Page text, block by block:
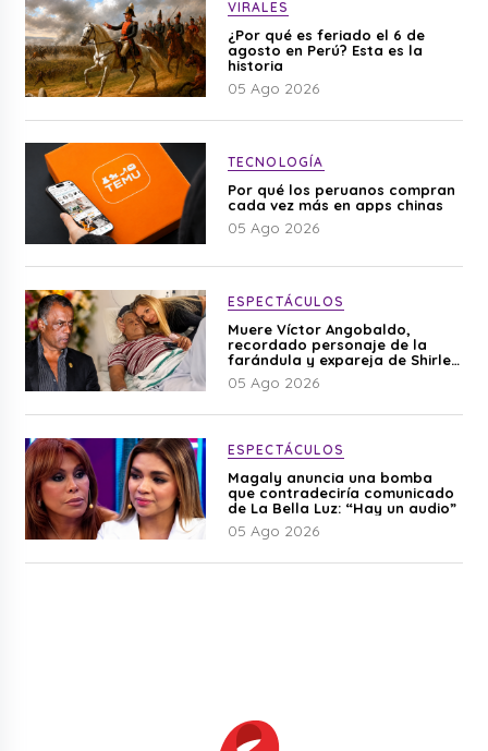
VIRALES
¿Por qué es feriado el 6 de
agosto en Perú? Esta es la
historia
05 Ago 2026
TECNOLOGÍA
Por qué los peruanos compran
cada vez más en apps chinas
05 Ago 2026
ESPECTÁCULOS
Muere Víctor Angobaldo,
recordado personaje de la
farándula y expareja de Shirley
Cherres
05 Ago 2026
ESPECTÁCULOS
Magaly anuncia una bomba
que contradeciría comunicado
de La Bella Luz: “Hay un audio”
05 Ago 2026